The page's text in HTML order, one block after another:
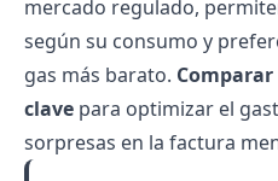
mercado regulado,
según su consumo y
gas más barato.
clave para optimizar el
sorpresas en la factura